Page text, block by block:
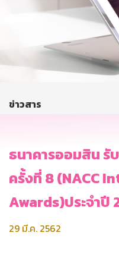
บริการทางการเงิน
ติดต่อเรา
บริการออนไลน์
ข่าวสาร
ธนาคารออมสิน รั
ครั้งที่ 8 (NACC
Awards)ประจำปี
29 มี.ค. 2562